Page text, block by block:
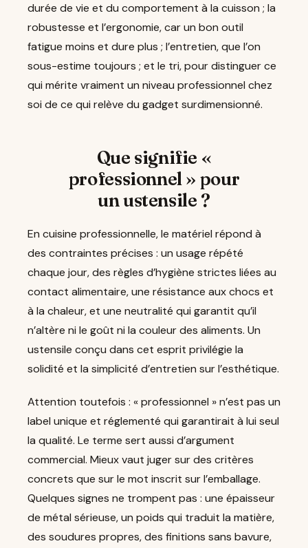
durée de vie et du comportement à la cuisson ; la
robustesse et l’ergonomie, car un bon outil
fatigue moins et dure plus ; l’entretien, que l’on
sous-estime toujours ; et le tri, pour distinguer ce
qui mérite vraiment un niveau professionnel chez
soi de ce qui relève du gadget surdimensionné.
Que signifie «
professionnel » pour
un ustensile ?
En cuisine professionnelle, le matériel répond à
des contraintes précises : un usage répété
chaque jour, des règles d’hygiène strictes liées au
contact alimentaire, une résistance aux chocs et
à la chaleur, et une neutralité qui garantit qu’il
n’altère ni le goût ni la couleur des aliments. Un
ustensile conçu dans cet esprit privilégie la
solidité et la simplicité d’entretien sur l’esthétique.
Attention toutefois : « professionnel » n’est pas un
label unique et réglementé qui garantirait à lui seul
la qualité. Le terme sert aussi d’argument
commercial. Mieux vaut juger sur des critères
concrets que sur le mot inscrit sur l’emballage.
Quelques signes ne trompent pas : une épaisseur
de métal sérieuse, un poids qui traduit la matière,
des soudures propres, des finitions sans bavure,